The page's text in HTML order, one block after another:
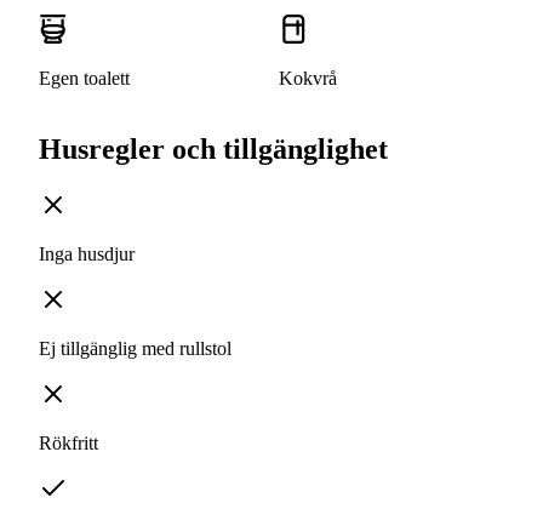
Egen toalett Kokvrå
Husregler och tillgänglighet
Inga husdjur
Ej tillgänglig med rullstol
Rökfritt